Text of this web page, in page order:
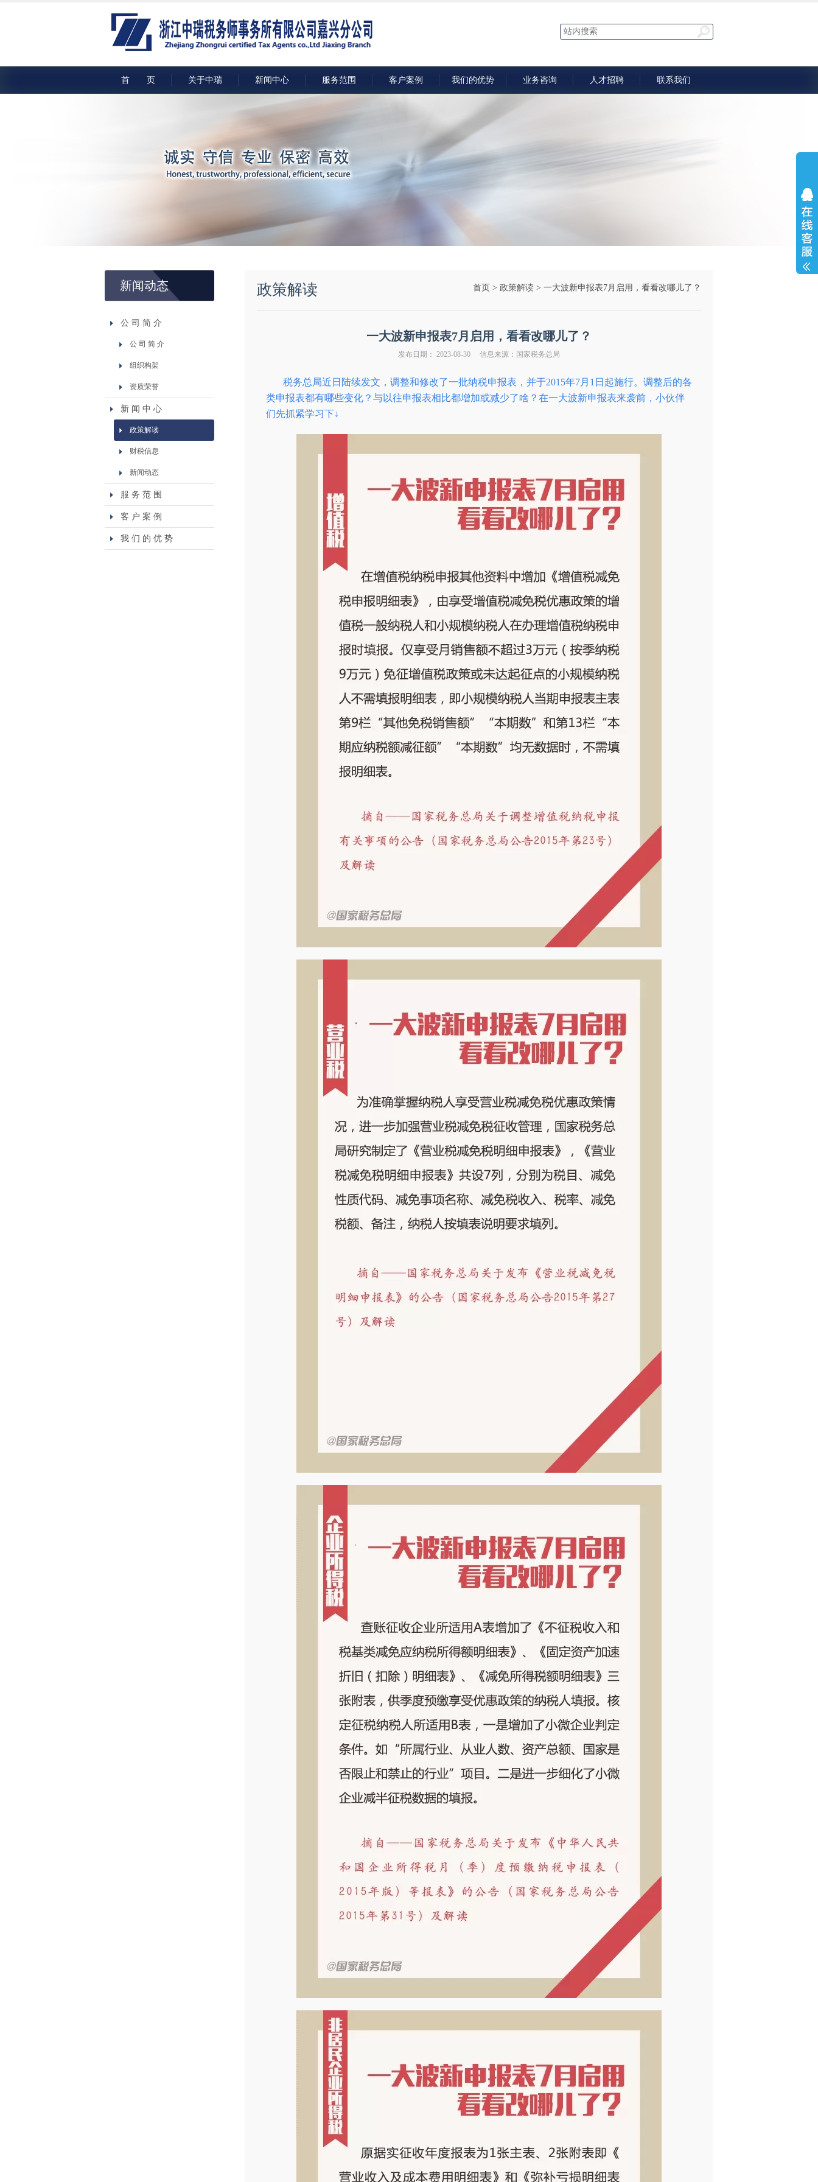
首 页 关于中瑞 新闻中心 服务范围 客户案例 我们的优势 业务咨询 人才招聘 联系我们
新闻动态
公 司 简 介
公 司 简 介
组织构架
资质荣誉
新 闻 中 心
政策解读
财税信息
新闻动态
服 务 范 围
客 户 案 例
我 们 的 优 势
政策解读
一大波新申报表7月启用，看看改哪儿了？
发布日期： 2023-08-30 信息来源：国家税务总局
税务总局近日陆续发文，调整和修改了一批纳税申报表，并于2015年7月1日起施行。调整后的各
类申报表都有哪些变化？与以往申报表相比都增加或减少了啥？在一大波新申报表来袭前，小伙伴
们先抓紧学习下↓
首页 > 政策解读 > 一大波新申报表7月启用，看看改哪儿了？